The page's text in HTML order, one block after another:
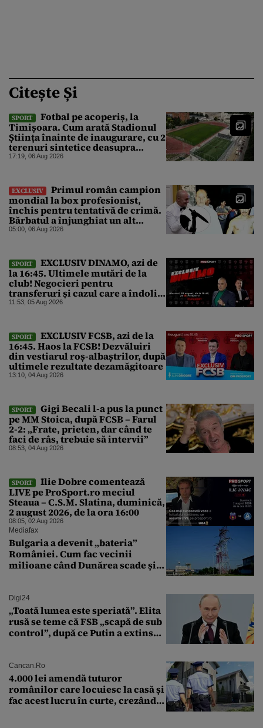
Citește Și
SPORT
Fotbal pe acoperiș, la
Timișoara. Cum arată Stadionul
Știința înainte de inaugurare, cu 2
terenuri sintetice deasupra
tribunei
17:19, 06 Aug 2026
EXCLUSIV
Primul român campion
mondial la box profesionist,
închis pentru tentativă de crimă.
Bărbatul a înjunghiat un alt
interlop periculos
05:00, 06 Aug 2026
SPORT
EXCLUSIV DINAMO, azi de
la 16:45. Ultimele mutări de la
club! Negocieri pentru
transferuri și cazul care a îndoliat
Dinamo
11:53, 05 Aug 2026
SPORT
EXCLUSIV FCSB, azi de la
16:45. Haos la FCSB! Dezvăluiri
din vestiarul roș-albaștrilor, după
ultimele rezultate dezamăgitoare
13:10, 04 Aug 2026
SPORT
Gigi Becali l-a pus la punct
pe MM Stoica, după FCSB – Farul
2-2: „Frate, prieten, dar când te
faci de râs, trebuie să intervii”
08:53, 04 Aug 2026
SPORT
Ilie Dobre comentează
LIVE pe ProSport.ro meciul
Steaua – C.S.M. Slatina, duminică,
2 august 2026, de la ora 16:00
08:05, 02 Aug 2026
Mediafax
Bulgaria a devenit „bateria”
României. Cum fac vecinii
milioane când Dunărea scade și
Digi24
„Toată lumea este speriată”. Elita
rusă se teme că FSB „scapă de sub
control”, după ce Putin a extins
Cancan.ro
4.000 lei amendă tuturor
românilor care locuiesc la casă și
fac acest lucru în curte, crezând